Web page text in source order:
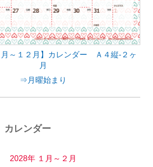
月～１２月】カレンダー Ａ４縦-２ヶ
月
⇒月曜始まり
レンダー
2028年 １月～２月